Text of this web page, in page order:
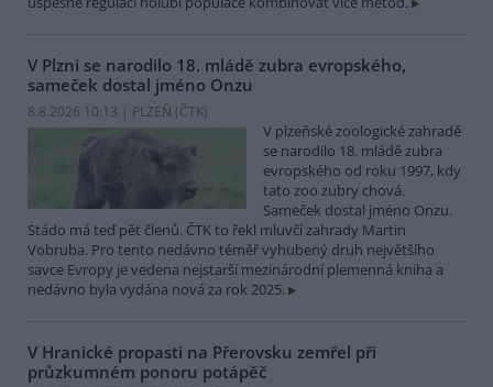
V Plzni se narodilo 18. mládě zubra evropského,
sameček dostal jméno Onzu
8.8.2026 10:13 | PLZEŇ (ČTK)
V plzeňské zoologické zahradě
se narodilo 18. mládě zubra
evropského od roku 1997, kdy
tato zoo zubry chová.
Sameček dostal jméno Onzu.
Stádo má teď pět členů. ČTK to řekl mluvčí zahrady Martin
Vobruba. Pro tento nedávno téměř vyhubený druh největšího
savce Evropy je vedena nejstarší mezinárodní plemenná kniha a
nedávno byla vydána nová za rok 2025.
V Hranické propasti na Přerovsku zemřel při
průzkumném ponoru potápěč